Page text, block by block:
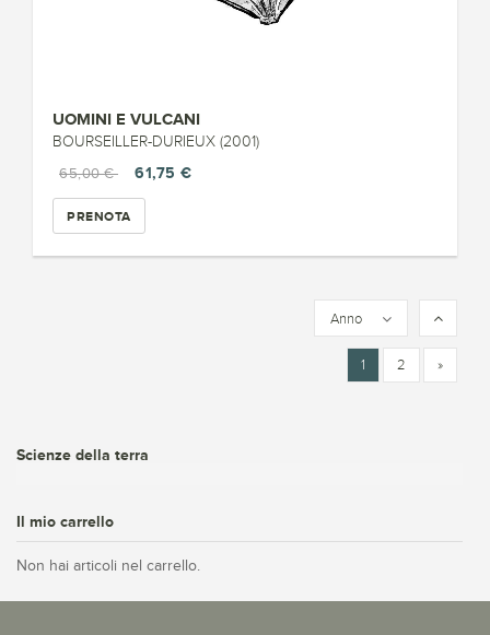
UOMINI E VULCANI
BOURSEILLER-DURIEUX (2001)
65,00 €
61,75 €
PRENOTA
Anno
1 2 »
Scienze della terra
Il mio carrello
Non hai articoli nel carrello.